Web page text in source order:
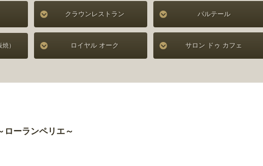
クラウンレストラン パルテール
） ロイヤル オーク サロン ドゥ カフェ
ーランペリエ～